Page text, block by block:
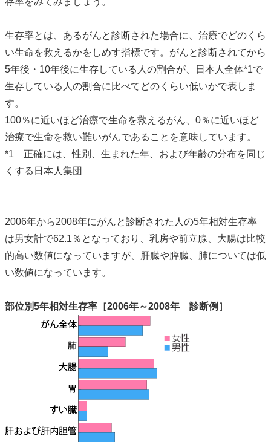
生存率とは、あるがんと診断された場合に、治療でどのくら
い生命を救えるかをしめす指標です。がんと診断されてから
5年後・10年後に生存している人の割合が、日本人全体*1で
生存している人の割合に比べてどのくらい低いかで表しま
す。
100％に近いほど治療で生命を救えるがん、0％に近いほど
治療で生命を救い難いがんであることを意味しています。
*1 正確には、性別、生まれた年、および年齢の分布を同じ
くする日本人集団
2006年から2008年にがんと診断された人の5年相対生存率
は男女計で62.1％となっており、乳房や前立腺、大腸は比較
的高い数値になっていますが、肝臓や膵臓、肺については低
い数値になっています。
部位別5年相対生存率［2006年～2008年 診断例］